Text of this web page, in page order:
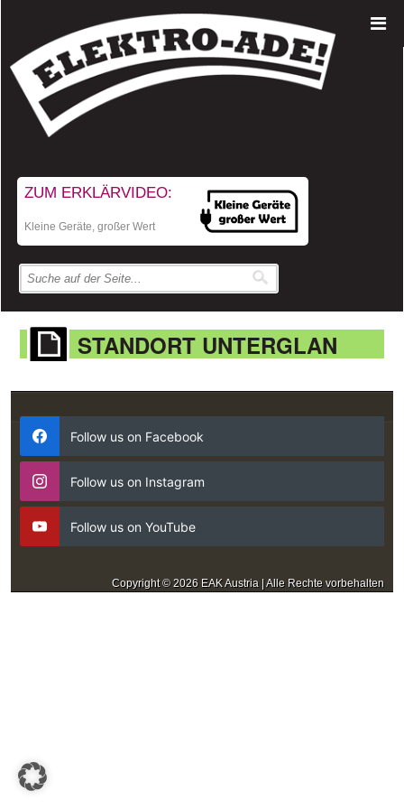
ZUM ERKLÄRVIDEO:
Kleine Geräte, großer Wert
STANDORT UNTERGLAN
Follow us on Facebook
Follow us on Instagram
Follow us on YouTube
Copyright © 2026 EAK Austria | Alle Rechte vorbehalten